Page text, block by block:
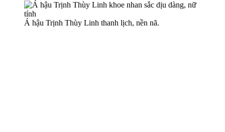
Á hậu Trịnh Thùy Linh thanh lịch, nền nã.